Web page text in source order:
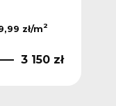
zł/m2
3 150 zł